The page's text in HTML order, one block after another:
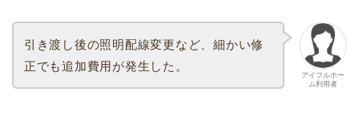
アイフルホー
ム利用者
引き渡し後の照明配線変更など、細かい修
正でも追加費用が発生した。